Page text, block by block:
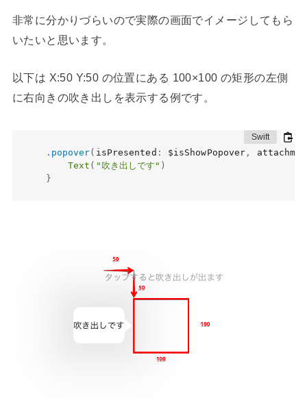
非常に分かりづらいので実際の画面でイメージしてもら
いたいと思います。
以下は X:50 Y:50 の位置にある 100×100 の矩形の左側
に右向きの吹き出しを表示する例です。
. popover( isPresented : $isShowPopover ,
Text ( "吹き出しです" )
}